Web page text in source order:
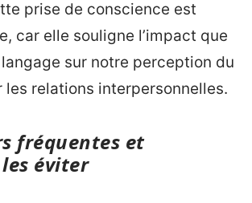
prise de conscience est
car elle souligne l’impact que
sur notre perception du
les relations interpersonnelles.
fréquentes et
éviter